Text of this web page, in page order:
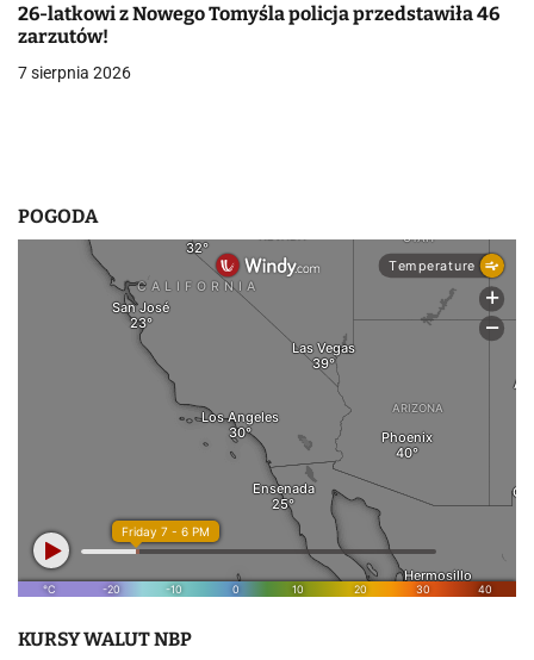
i
s
26-latkowi z Nowego Tomyśla policja przedstawiła 46
zarzutów!
7 sierpnia 2026
POGODA
KURSY WALUT NBP